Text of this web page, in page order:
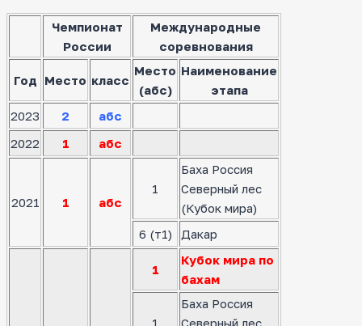
Чемпионат
России
Международные
соревнования
Год Место класс
Место
(абс)
Наименование
этапа
2023
2
абс
2022
1 абс
2021 1 абс
1
Баха Россия
Северный лес
(Кубок мира)
6 (т1)
Дакар
1
Кубок мира по
бахам
1
Баха Россия
Северный лес